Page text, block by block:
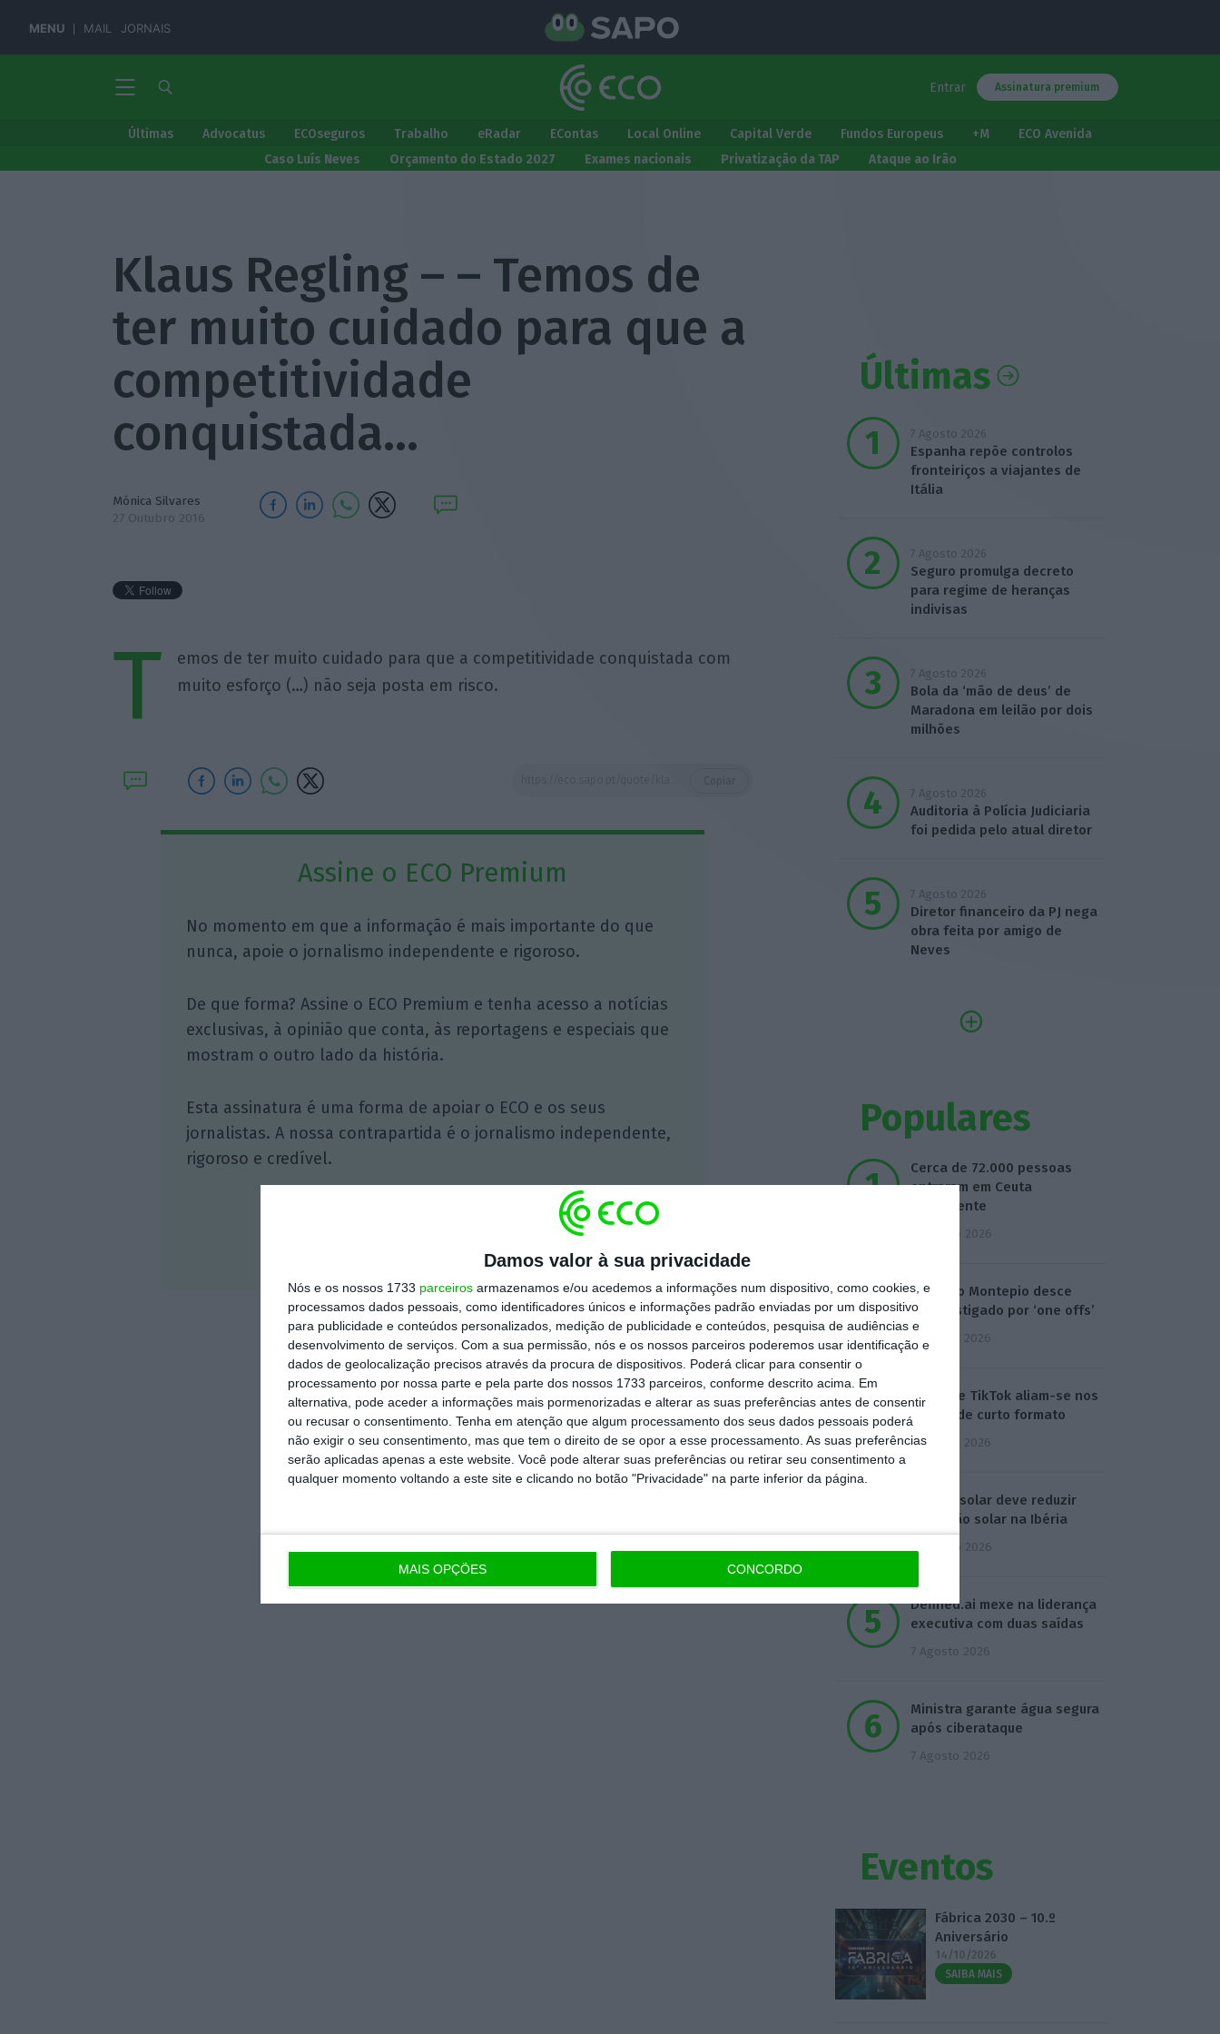
Damos valor à sua privacidade
Nós e os nossos 1733 parceiros armazenamos e/ou acedemos a informações num dispositivo, como cookies, e
processamos dados pessoais, como identificadores únicos e informações padrão enviadas por um dispositivo
para publicidade e conteúdos personalizados, medição de publicidade e conteúdos, pesquisa de audiências e
desenvolvimento de serviços. Com a sua permissão, nós e os nossos parceiros poderemos usar identificação e
dados de geolocalização precisos através da procura de dispositivos. Poderá clicar para consentir o
processamento por nossa parte e pela parte dos nossos 1733 parceiros, conforme descrito acima. Em
alternativa, pode aceder a informações mais pormenorizadas e alterar as suas preferências antes de consentir
ou recusar o consentimento. Tenha em atenção que algum processamento dos seus dados pessoais poderá
não exigir o seu consentimento, mas que tem o direito de se opor a esse processamento. As suas preferências
serão aplicadas apenas a este website. Você pode alterar suas preferências ou retirar seu consentimento a
qualquer momento voltando a este site e clicando no botão "Privacidade" na parte inferior da página.
MAIS OPÇÕES CONCORDO
MENU MAIL JORNAIS
Entrar Assinatura premium
Últimas Advocatus ECOseguros Trabalho eRadar EContas Local Online Capital Verde Fundos Europeus +M
ECO Avenida
Caso Luís Neves
Orçamento do Estado 2027 Exames nacionais Privatização da TAP Ataque ao Irão
Klaus Regling – – Temos de
ter muito cuidado para que a
competitividade
conquistada…
Mónica Silvares
27 Outubro 2016
T
emos de ter muito cuidado para que a competitividade conquistada com
muito esforço (…) não seja posta em risco.
Assine o ECO Premium
No momento em que a informação é mais importante do que
nunca, apoie o jornalismo independente e rigoroso.
De que forma? Assine o ECO Premium e tenha acesso a notícias
exclusivas, à opinião que conta, às reportagens e especiais que
mostram o outro lado da história.
Esta assinatura é uma forma de apoiar o ECO e os seus
jornalistas. A nossa contrapartida é o jornalismo independente,
rigoroso e credível.
Veja todos os planos
Últimas
7 Agosto 2026
Espanha repõe controlos
fronteiriços a viajantes de
Itália
7 Agosto 2026
Seguro promulga decreto
para regime de heranças
indivisas
7 Agosto 2026
Bola da ‘mão de deus’ de
Maradona em leilão por dois
milhões
7 Agosto 2026
Auditoria à Polícia Judiciaria
foi pedida pelo atual diretor
7 Agosto 2026
Diretor financeiro da PJ nega
obra feita por amigo de
Neves
Populares
Cerca de 72.000 pessoas
entraram em Ceuta
ilegalmente
4 Agosto 2026
Lucro do Montepio desce
17% castigado por ‘one offs’
5 Agosto 2026
Disney e TikTok aliam-se nos
vídeos de curto formato
5 Agosto 2026
Eclipse solar deve reduzir
produção solar na Ibéria
6 Agosto 2026
Defined.ai mexe na liderança
executiva com duas saídas
7 Agosto 2026
Ministra garante água segura
após ciberataque
7 Agosto 2026
Eventos
Fábrica 2030 – 10.º
Aniversário
14/10/2026
SAIBA MAIS